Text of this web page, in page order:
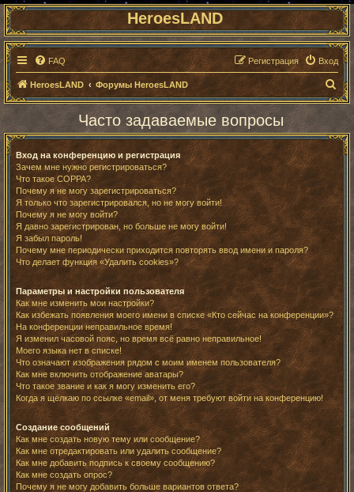
HeroesLAND
FAQ Вход
Регистрация
HeroesLAND Форумы HeroesLAND
П
о
с
Часто задаваемые вопросы
Вход на конференцию и регистрация
Зачем мне нужно регистрироваться?
Что такое COPPA?
Почему я не могу зарегистрироваться?
Я только что зарегистрировался, но не могу войти!
Почему я не могу войти?
Я давно зарегистрирован, но больше не могу войти!
Я забыл пароль!
Почему мне периодически приходится повторять ввод имени и пароля?
Что делает функция «Удалить cookies»?
Параметры и настройки пользователя
Как мне изменить мои настройки?
Как избежать появления моего имени в списке «Кто сейчас на конференции»?
На конференции неправильное время!
Я изменил часовой пояс, но время всё равно неправильное!
Моего языка нет в списке!
Что означают изображения рядом с моим именем пользователя?
Как мне включить отображение аватары?
Что такое звание и как я могу изменить его?
Когда я щёлкаю по ссылке «email», от меня требуют войти на конференцию!
Создание сообщений
Как мне создать новую тему или сообщение?
Как мне отредактировать или удалить сообщение?
Как мне добавить подпись к своему сообщению?
Как мне создать опрос?
Почему я не могу добавить больше вариантов ответа?